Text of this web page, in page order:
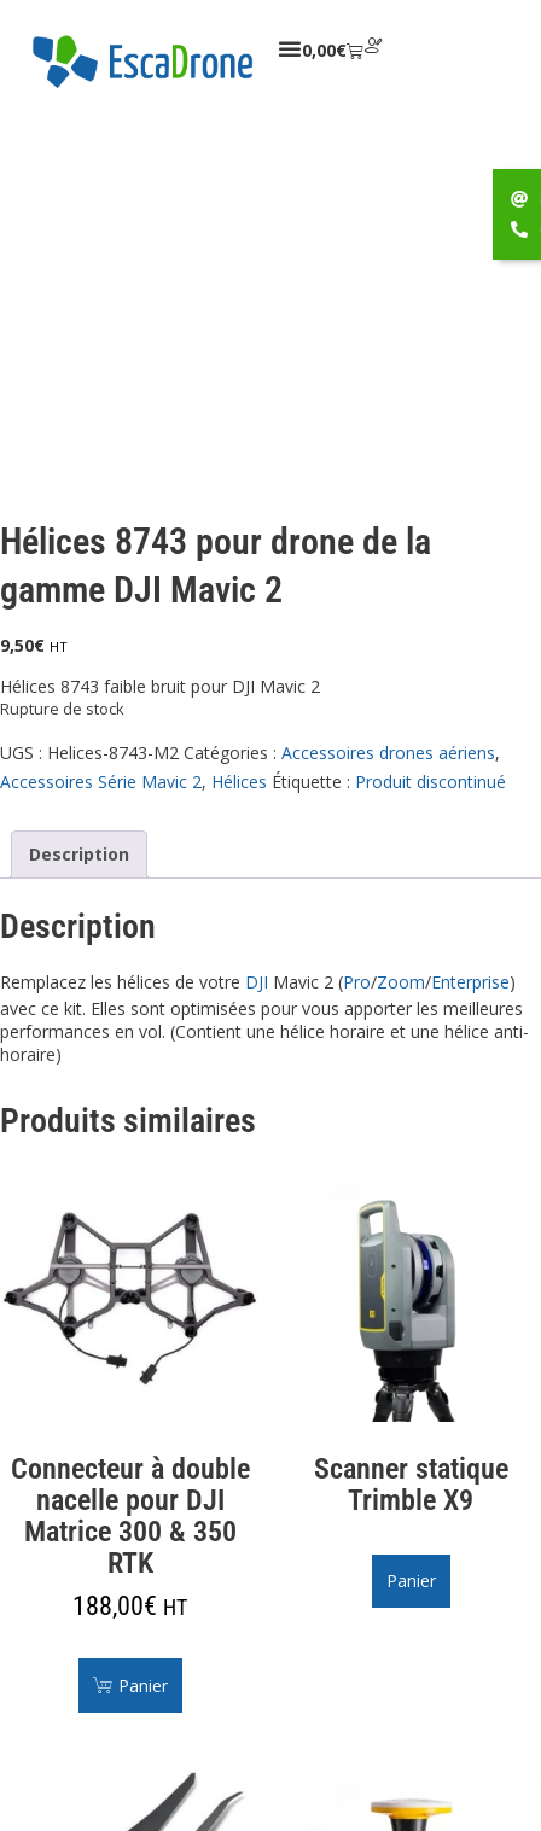
0,00€
Hélices 8743 pour drone de la
gamme DJI Mavic 2
9,50€ HT
Hélices 8743 faible bruit pour DJI Mavic 2
Rupture de stock
UGS : Helices-8743-M2 Catégories : Accessoires drones aériens,
Accessoires Série Mavic 2, Hélices Étiquette : Produit discontinué
Description
Description
Remplacez les hélices de votre DJI Mavic 2 (Pro/Zoom/Enterprise)
avec ce kit. Elles sont optimisées pour vous apporter les meilleures
performances en vol. (Contient une hélice horaire et une hélice anti-
horaire)
Produits similaires
Connecteur à double
nacelle pour DJI
Matrice 300 & 350
RTK
188,00€ HT
Panier
Scanner statique
Trimble X9
Panier